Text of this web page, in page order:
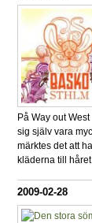
På Way out
sig själv vara
märktes det att
kläderna till
2009-02-28